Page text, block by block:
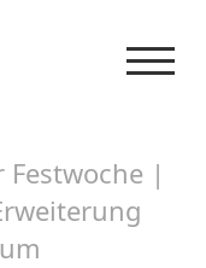
|